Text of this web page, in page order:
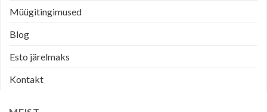
Müügitingimused
Blog
Esto järelmaks
Kontakt